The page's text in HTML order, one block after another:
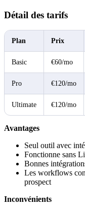
Détail des tarifs
Plan Prix
Basic €60/mo
Pro €120/mo
Ultimate €120/mo
Avantages
Seul outil avec
Fonctionne sans
Bonnes
Les workflows
prospect
Inconvénients